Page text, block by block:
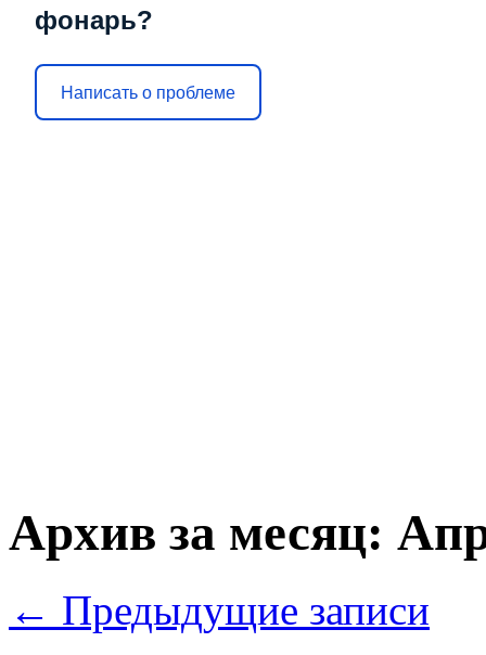
фонарь?
Написать о проблеме
Архив за месяц:
← Предыдущие записи